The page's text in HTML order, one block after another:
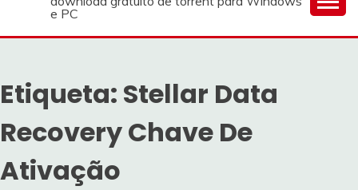
e PC
Etiqueta: Stellar Data
Recovery Chave De
Ativação